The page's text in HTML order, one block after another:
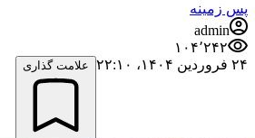
پس زمینه
admin
۱۰۴٬۲۴۲
۲۴ فروردین ۱۴۰۴،‏ ۲۲:۱۰
علامت گذاری